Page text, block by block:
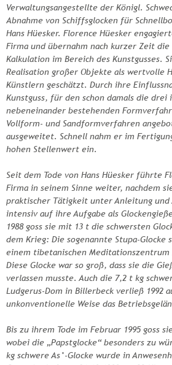
Verwaltungsangestellte der Königl.
Abnahme von Schiffsglocken für
Hans Hüesker. Florence Hüesker
Firma und übernahm nach kurzer Zeit
Kalkulation im Bereich des Kunstgusses.
Realisation großer Objekte als wertvolle
Künstlern geschätzt. Durch ihre
Kunstguss, für den schon damals die drei
nebeneinander bestehenden
Vollform- und Sandformverfahren
ausgeweitet. Schnell nahm er im
hohen Stellenwert ein.
Seit dem Tode von Hans Hüesker führte
Firma in seinem Sinne weiter, nachdem
praktischer Tätigkeit unter Anleitung
intensiv auf ihre Aufgabe als
1988 goss sie mit 13 t die schwersten
dem Krieg: Die sogenannte Stupa-
einem tibetanischen Meditationszentrum
Diese Glocke war so groß, dass sie die
verlassen musste. Auch die 7,2 t kg
Ludgerus-Dom in Billerbeck verließ 1992
unkonventionelle Weise das
Bis zu ihrem Tode im Februar 1995 goss
wobei die „Papstglocke“ besonders zu
kg schwere As°-Glocke wurde in